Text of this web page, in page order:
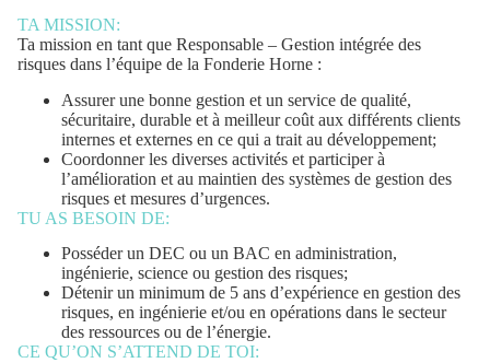
TA MISSION:
Ta mission en tant que Responsable – Gestion intégrée des
risques dans l’équipe de la Fonderie Horne :
Assurer une bonne gestion et un service de qualité,
sécuritaire, durable et à meilleur coût aux différents clients
internes et externes en ce qui a trait au développement;
Coordonner les diverses activités et participer à
l’amélioration et au maintien des systèmes de gestion des
risques et mesures d’urgences.
TU AS BESOIN DE:
Posséder un DEC ou un BAC en administration,
ingénierie, science ou gestion des risques;
Détenir un minimum de 5 ans d’expérience en gestion des
risques, en ingénierie et/ou en opérations dans le secteur
des ressources ou de l’énergie.
CE QU’ON S’ATTEND DE TOI: